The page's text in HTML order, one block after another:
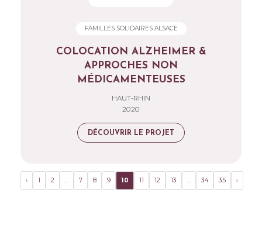
FAMILLES SOLIDAIRES ALSACE
COLOCATION ALZHEIMER &
APPROCHES NON
MÉDICAMENTEUSES
HAUT-RHIN
2020
DÉCOUVRIR LE PROJET
‹ 1 2 ... 7 8 9 10 11 12 13 ... 34 35 ›